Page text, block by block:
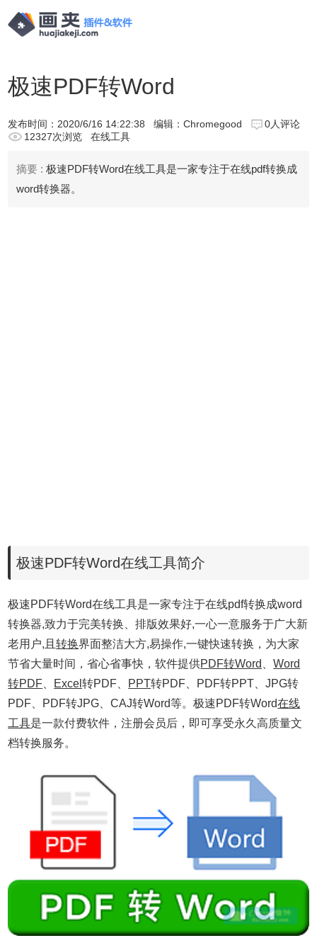
极速PDF转Word
发布时间： 2020/6/16 14:22:38 编辑：Chromegood
0人评论
12327次浏览
在线工具
摘要 : 极速PDF转Word在线工具是一家专注于在线pdf转换成
word转换器。
极速PDF转Word在线工具简介
极速PDF转Word在线工具是一家专注于在线pdf转换成word
转换器,致力于完美转换、排版效果好,一心一意服务于广大新
老用户,且转换界面整洁大方,易操作,一键快速转换，为大家
节省大量时间，省心省事快，软件提供PDF转Word 、Word
转PDF
Excel转PDF、 PPT转PDF、PDF转PPT、JPG转
PDF、PDF转JPG、CAJ转Word等。极速PDF转Word在线
工具是一款付费软件，注册会员后，即可享受永久高质量文
档转换服务。